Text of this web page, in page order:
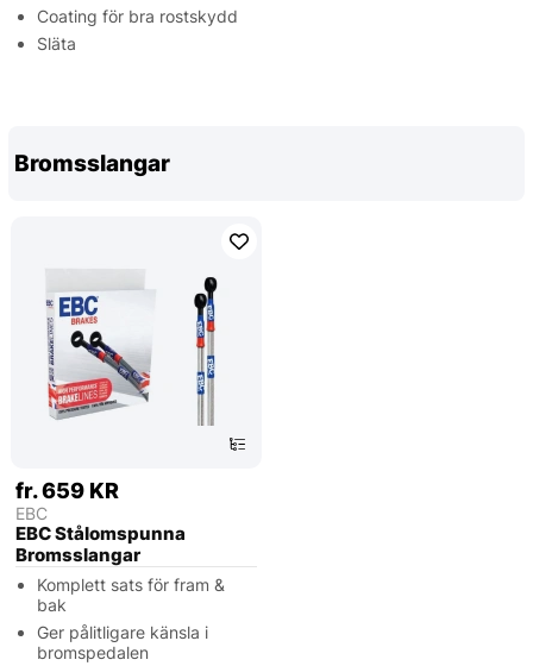
Coating för bra rostskydd
Släta
Bromsslangar
fr. 659 KR
EBC
EBC Stålomspunna
Bromsslangar
Komplett sats för fram &
bak
Ger pålitligare känsla i
bromspedalen